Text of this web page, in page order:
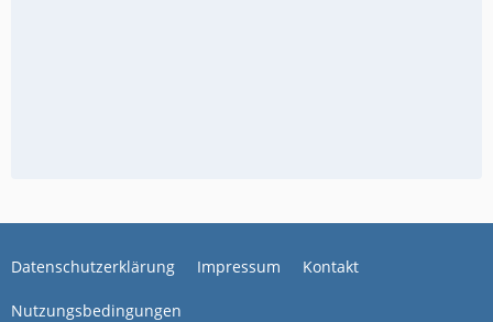
Datenschutzerklärung Impressum Kontakt
Nutzungsbedingungen